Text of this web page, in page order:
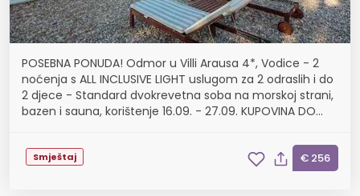
POSEBNA PONUDA! Odmor u Villi Arausa 4*, Vodice - 2
noćenja s ALL INCLUSIVE LIGHT uslugom za 2 odraslih i do
2 djece - Standard dvokrevetna soba na morskoj strani,
bazen i sauna, korištenje 16.09. - 27.09. KUPOVINA DO
Smještaj € 256